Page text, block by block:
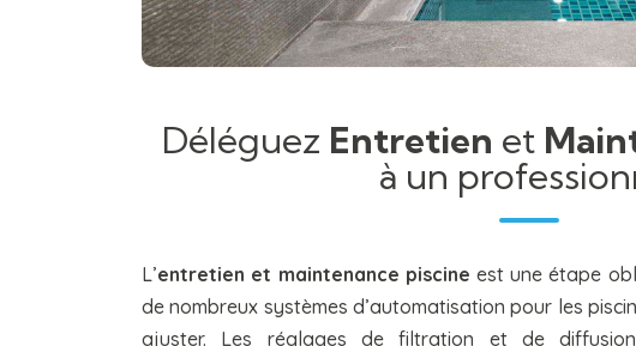
Déléguez Entretien et
à un
L’entretien et maintenance piscine est une étape
de nombreux systèmes d’automatisation pour les
ajuster. Les réglages de filtration et de